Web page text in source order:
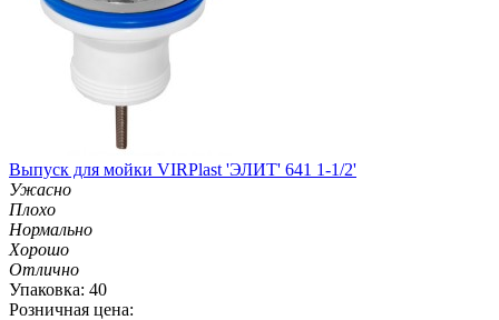
Выпуск для мойки VIRPlast 'ЭЛИТ' 641 1-1/2'
Ужасно
Плохо
Нормально
Хорошо
Отлично
Упаковка: 40
Розничная цена: